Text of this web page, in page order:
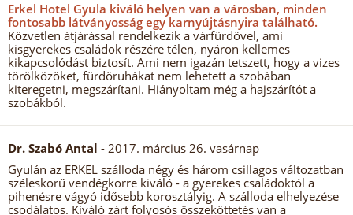
Erkel Hotel Gyula kiváló helyen van a városban, minden
fontosabb látványosság egy karnyújtásnyira található.
Közvetlen átjárással rendelkezik a várfürdővel, ami
kisgyerekes családok részére télen, nyáron kellemes
kikapcsolódást biztosít. Ami nem igazán tetszett, hogy a vizes
törölközőket, fürdőruhákat nem lehetett a szobában
kiteregetni, megszárítani. Hiányoltam még a hajszárítót a
szobákból.
Dr. Szabó Antal - 2017. március 26. vasárnap
Gyulán az ERKEL szálloda négy és három csillagos változatban
széleskörű vendégkörre kiváló - a gyerekes családoktól a
pihenésre vágyó idősebb korosztályig. A szálloda elhelyezése
csodálatos. Kiváló zárt folyosós összeköttetés van a